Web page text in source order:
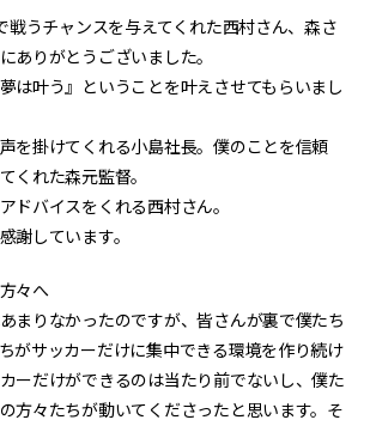
戦うチャンスを与えてくれた西村さん、森さ
ありがとうございました。
は叶う』ということを叶えさせてもらいまし
を掛けてくれる小島社長。僕のことを信頼
くれた森元監督。
ドバイスをくれる西村さん。
謝しています。
々へ
まりなかったのですが、皆さんが裏で僕たち
がサッカーだけに集中できる環境を作り続け
ーだけができるのは当たり前でないし、僕た
方々たちが動いてくださったと思います。そ